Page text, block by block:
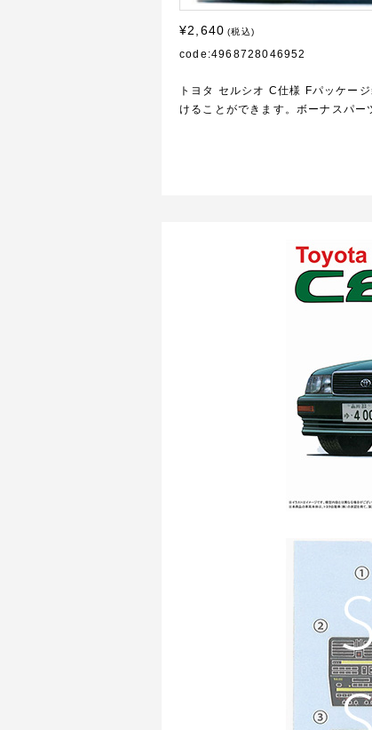
¥2,640 (税込)
code:4968728046952
トヨタ セルシオ C仕様 Fパッケー
けることができます。ボーナスパー